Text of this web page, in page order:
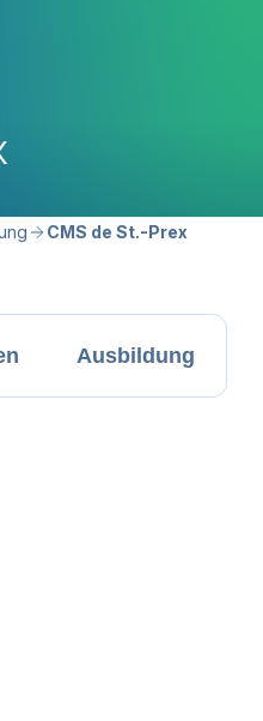
CMS de St.-Prex
Ausbildung